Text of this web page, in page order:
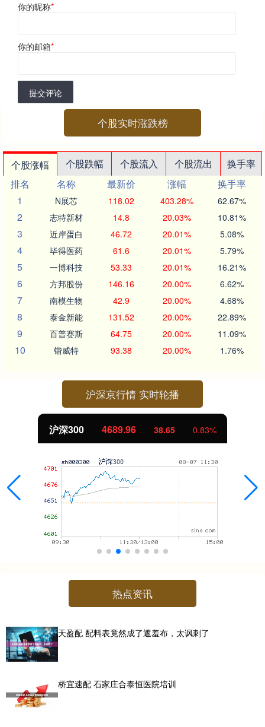
你的昵称*
你的邮箱*
提交评论
个股实时涨跌榜
个股涨幅 个股跌幅 个股流入 个股流出
换手率
排名
名称 最新价 涨幅
换手率
1
N展芯 118.02 403.28% 62.67%
2 志特新材 14.8 20.03% 10.81%
3 近岸蛋白 46.72 20.01% 5.08%
4 毕得医药 61.6 20.01% 5.79%
5 一博科技 53.33 20.01% 16.21%
6 方邦股份 146.16 20.00% 6.62%
7 南模生物 42.9 20.00% 4.68%
8 泰金新能 131.52 20.00% 22.89%
9 百普赛斯 64.75 20.00% 11.09%
10 锴威特 93.38 20.00% 1.76%
沪深京行情 实时轮播
北证50 1129.72 6.84 0.61%
热点资讯
天盈配 配料表竟然成了遮羞布，太讽刺了
桥宜速配 石家庄合泰恒医院培训